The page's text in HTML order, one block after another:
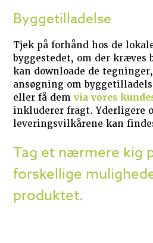
Byggetilladelse
Tjek på forhånd hos de
byggestedet, om der kræves
kan downloade de
ansøgning om
eller få dem via vores
inkluderer fragt. Yderligere
leveringsvilkårene kan
Tag et nærmere kig
forskellige
produktet.